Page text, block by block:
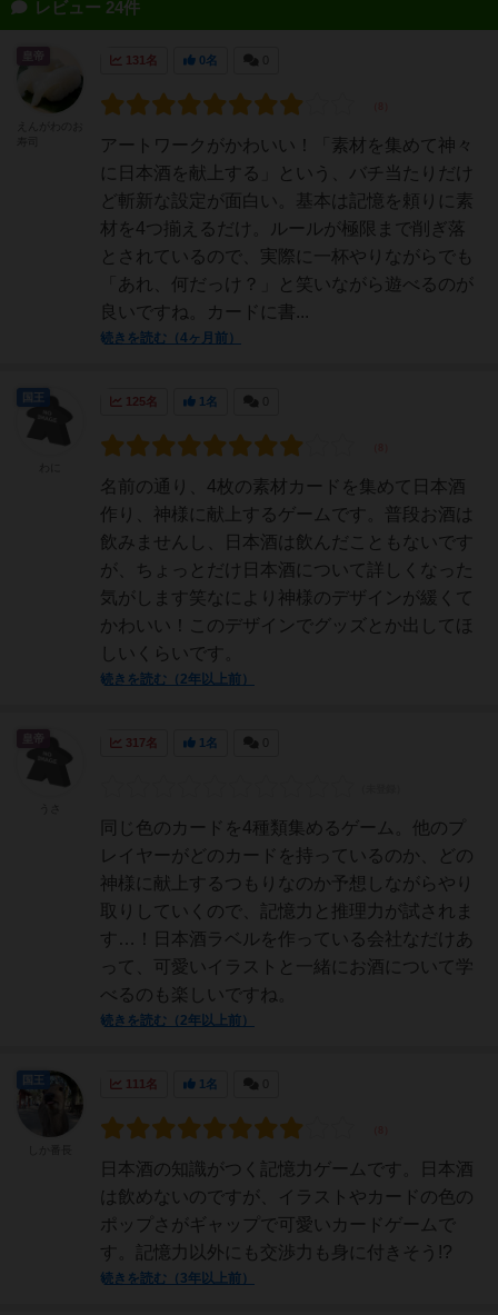
レビュー 24件
131名 0名
アートワークがかわいい！「素材を集めて神々
に日本酒を献上する」という、バチ当たりだけ
ど斬新な設定が面白い。基本は記憶を頼りに素
材を4つ揃えるだけ。ルールが極限まで削ぎ落
とされているので、実際に一杯やりながらでも
「あれ、何だっけ？」と笑いながら遊べるのが
良いですね。カードに書...
続きを読む（4ヶ月前）
皇帝
125名 1名
名前の通り、4枚の素材カードを集めて日本酒
作り、神様に献上するゲームです。普段お酒は
飲みませんし、日本酒は飲んだこともないです
が、ちょっとだけ日本酒について詳しくなった
気がします笑なにより神様のデザインが緩くて
かわいい！このデザインでグッズとか出してほ
しいくらいです。
続きを読む（2年以上前）
317名 1名
同じ色のカードを4種類集めるゲーム。他のプ
レイヤーがどのカードを持っているのか、どの
神様に献上するつもりなのか予想しながらやり
取りしていくので、記憶力と推理力が試されま
す…！日本酒ラベルを作っている会社なだけあ
って、可愛いイラストと一緒にお酒について学
べるのも楽しいですね。
続きを読む（2年以上前）
111名 1名
日本酒の知識がつく記憶力ゲームです。日本酒
は飲めないのですが、イラストやカードの色の
ポップさがギャップで可愛いカードゲームで
す。記憶力以外にも交渉力も身に付きそう!?
続きを読む（3年以上前）